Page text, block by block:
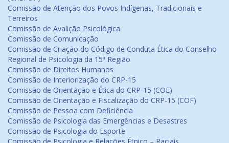
Comissão de Atenção dos Povos Indígenas, Tradicionais e
Terreiros
Comissão de Avalição Psicológica
Comissão de Comunicação
Comissão de Criação do Código de Conduta Ética do Conselho
Regional de Psicologia da 15ª Região
Comissão de Direitos Humanos
Comissão de Interiorização do CRP-15
Comissão de Orientação e Ética do CRP-15 (COE)
Comissão de Orientação e Fiscalização do CRP-15 (COF)
Comissão de Pessoa com Deficiência
Comissão de Psicologia das Emergências e Desastres
Comissão de Psicologia do Esporte